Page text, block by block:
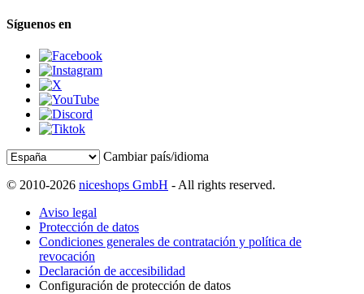
Síguenos en
Cambiar país/idioma
© 2010-2026 niceshops GmbH - All rights reserved.
Aviso legal
Protección de datos
Condiciones generales de contratación y política de
revocación
Declaración de accesibilidad
Configuración de protección de datos